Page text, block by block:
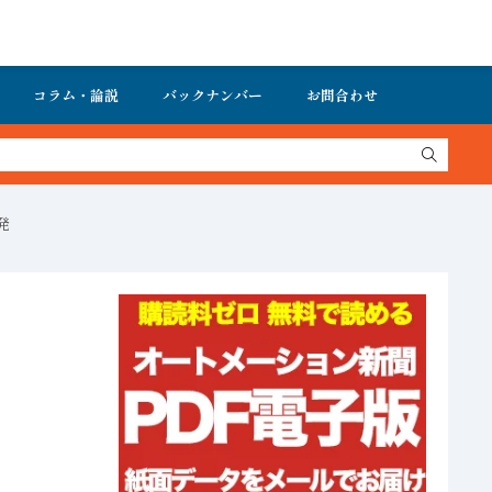
コラム・論説 バックナンバー お問合わせ